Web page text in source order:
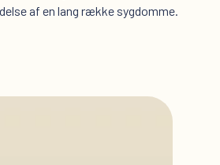
af en lang række sygdomme.